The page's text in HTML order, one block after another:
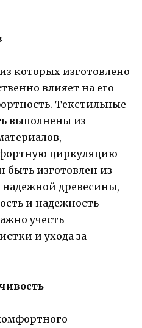
которых изготовлено
влияет на его
Текстильные
выполнены из
циркуляцию
быть изготовлен из
надежной древесины,
и надежность
учесть
и ухода за